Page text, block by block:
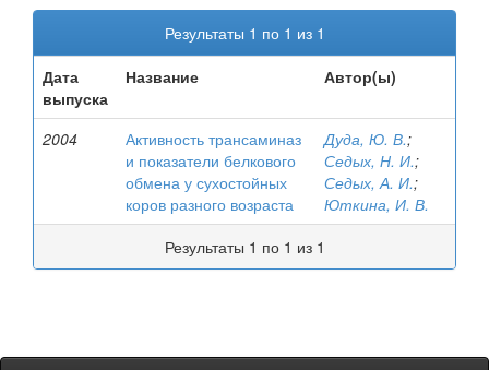
Результаты 1 по 1 из 1
Дата
выпуска
Название Автор(ы)
2004
Активность трансаминаз
и показатели белкового
обмена у сухостойных
коров разного возраста
Дуда, Ю. В.;
Седых, Н. И.;
Седых, А. И.;
Юткина, И. В.
Результаты 1 по 1 из 1